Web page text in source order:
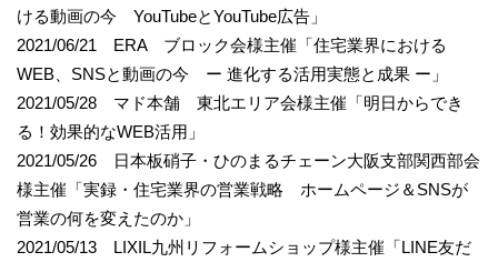
ける動画の今 YouTubeとYouTube広告」
2021/06/21 ERA ブロック会様主催「住宅業界における
WEB、SNSと動画の今 ー 進化する活用実態と成果 ー」
2021/05/28 マド本舗 東北エリア会様主催「明日からでき
る！効果的なWEB活用」
2021/05/26 日本板硝子・ひのまるチェーン大阪支部関西部会
様主催「実録・住宅業界の営業戦略 ホームページ＆SNSが
営業の何を変えたのか」
2021/05/13 LIXIL九州リフォームショップ様主催「LINE友だ